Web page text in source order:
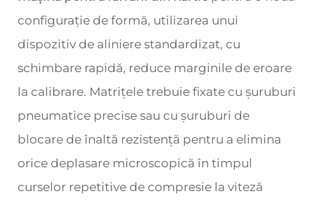
configurație de formă, utilizarea unui
dispozitiv de aliniere standardizat, cu
schimbare rapidă, reduce marginile de eroare
la calibrare. Matrițele trebuie fixate cu șuruburi
pneumatice precise sau cu șuruburi de
blocare de înaltă rezistență pentru a elimina
orice deplasare microscopică în timpul
curselor repetitive de compresie la viteză